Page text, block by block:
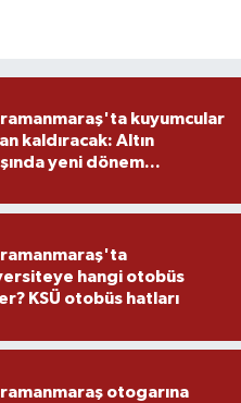
kuyumcular
kaldıracak: Altın
yeni dönem...
hangi otobüs
KSÜ otobüs hatları
otogarına